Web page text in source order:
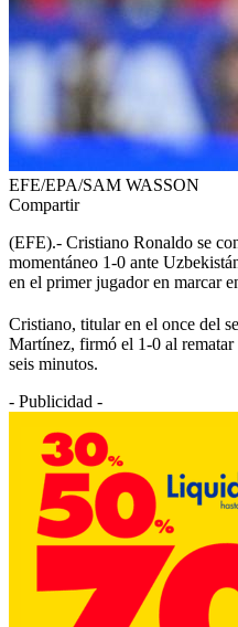
EFE/EPA/SAM WASSON
Compartir
(EFE).- Cristiano Ronaldo se
momentáneo 1-0 ante
en el primer jugador en marcar
Cristiano, titular en el once del
Martínez, firmó el 1-0 al
seis minutos.
- Publicidad -